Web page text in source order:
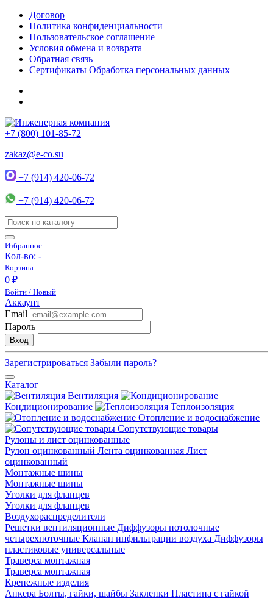
Договор
Политика конфиденциальности
Пользовательское соглашение
Условия обмена и возврата
Обратная связь
Сертификаты Обработка персональных данных
+7 (800) 101-85-72
zakaz@e-co.su
+7 (914) 420-06-72
+7 (914) 420-06-72
Избранное
Кол-во: -
Корзина
0 ₽
Войти / Новый
Аккаунт
Email
Пароль
Вход
Зарегистрироваться Забыли пароль?
Каталог
Вентиляция
Кондиционирование
Теплоизоляция
Отопление и водоснабжение
Сопутствующие товары
Рулоны и лист оцинкованные
Рулон оцинкованный Лента оцинкованная Лист
оцинкованный
Монтажные шины
Монтажные шины
Уголки для фланцев
Уголки для фланцев
Воздухораспределители
Решетки вентиляционные Диффузоры потолочные
четырехпоточные Клапан инфильтрации воздуха Диффузоры
пластиковые универсальные
Траверса монтажная
Траверса монтажная
Крепежные изделия
Анкера Болты, гайки, шайбы Заклепки Пластина с гайкой